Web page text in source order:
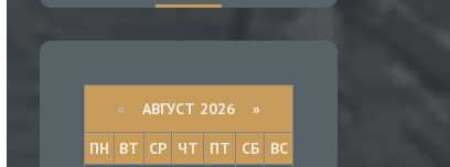
« АВГУСТ 2026 »
ПН
ВТ СР ЧТ ПТ СБ
ВС